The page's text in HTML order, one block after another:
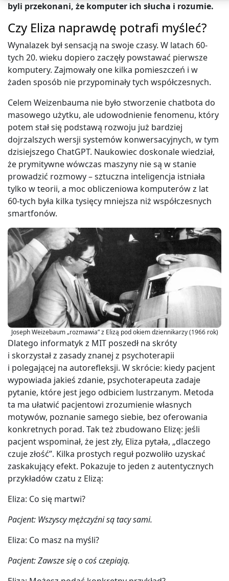
byli przekonani, że komputer ich słucha i rozumie.
Czy Eliza naprawdę potrafi myśleć?
Wynalazek był sensacją na swoje czasy. W latach 60-
tych 20. wieku dopiero zaczęły powstawać pierwsze
komputery. Zajmowały one kilka pomieszczeń i w
żaden sposób nie przypominały tych współczesnych.
Celem Weizenbauma nie było stworzenie chatbota do
masowego użytku, ale udowodnienie fenomenu, który
potem stał się podstawą rozwoju już bardziej
dojrzalszych wersji systemów konwersacyjnych, w tym
dzisiejszego ChatGPT. Naukowiec doskonale wiedział,
że prymitywne wówczas maszyny nie są w stanie
prowadzić rozmowy – sztuczna inteligencja istniała
tylko w teorii, a moc obliczeniowa komputerów z lat
60-tych była kilka tysięcy mniejsza niż współczesnych
smartfonów.
Joseph Weizebaum „rozmawia” z Elizą pod okiem dziennikarzy (1966 rok)
Dlatego informatyk z MIT poszedł na skróty
i skorzystał z zasady znanej z psychoterapii
i polegającej na autorefleksji. W skrócie: kiedy pacjent
wypowiada jakieś zdanie, psychoterapeuta zadaje
pytanie, które jest jego odbiciem lustrzanym. Metoda
ta ma ułatwić pacjentowi zrozumienie własnych
motywów, poznanie samego siebie, bez oferowania
konkretnych porad. Tak też zbudowano Elizę: jeśli
pacjent wspominał, że jest zły, Eliza pytała, „dlaczego
czuje złość”. Kilka prostych reguł pozwoliło uzyskać
zaskakujący efekt. Pokazuje to jeden z autentycznych
przykładów czatu z Elizą:
Eliza: Co się martwi?
Pacjent: Wszyscy mężczyźni są tacy sami.
Eliza: Co masz na myśli?
Pacjent: Zawsze się o coś czepiają.
Pamiętaj, że wyrażenie zgody jest dobrowolne, a wyrażoną zgodę
możesz w każdej chwili cofnąć, możesz też wycofać zgodę na
przetwarzanie Twoich danych tylko w niektórych celach. Jeżeli
chcesz dowiedzieć się więcej lub chcesz przeprowadzić konfigurację
szczegółową - możesz tego dokonać za pomocą „Ustawień
zaawansowanych”.
Więcej informacji na temat wykorzystywania narzędzi zewnętrznych
na naszych stronach znajdziesz w
Polityce cookies